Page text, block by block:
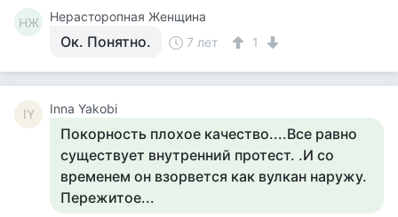
НЖ Нерасторопная Женщина
Ок. Понятно. 7 лет 1
IY Inna Yakobi
Покорность плохое качество....Все равно
существует внутренний протест. .И со
временем он взорвется как вулкан наружу.
Пережитое...